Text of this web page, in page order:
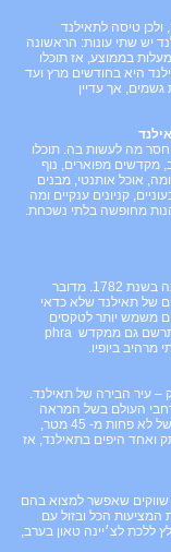
ולכן טיסה לתאילנד
יש שתי עונות: הראשונה
נחשבת לעונה ה״קרה״, בחודשים נובמבר לפברואר עם 25 מעלות בממוצע, אז תוכלו
היא בחודשים מרץ ועד
גשמים, אך עדיין
חסר מה לעשות בה. תוכלו
מקדשים מפוארים, נוף
אוכל אותנטי, מבנים
קניונים ענקיים ומה
מחופשה בלתי נשכחת.
הארמון של המלך שוכן בבנגקוק, עיר הבירה של תאילנד ונבנה בשנת 1782. מדובר
של תאילנד שלא כדאי
משמש יותר לטקסים
גם ממקדש phra
ביופיו.
– עיר הבירה של תאילנד.
העולם בשל המראה
הייחודי שלו והבודהה המשובצת כולה פנינים ואבנים באורך של לא פחות מ- 45 מטר,
ואחד היפים בתאילנד, אז
שווקים שאפשר למצוא בהם
המציעות הכל ובזול עם
ללכת לצ׳יינה טאון בערב,